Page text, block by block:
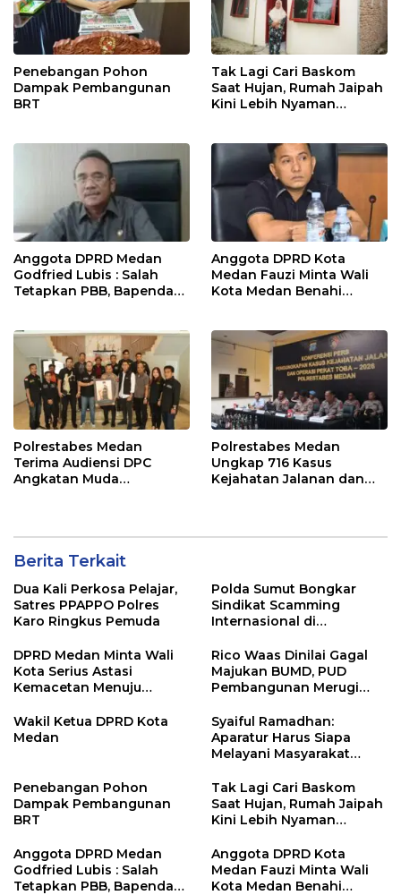
Penebangan Pohon
Dampak Pembangunan
BRT
Tak Lagi Cari Baskom
Saat Hujan, Rumah Jaipah
Kini Lebih Nyaman
Anggota DPRD Medan
Godfried Lubis : Salah
Tetapkan PBB, Bapenda
Pajak
Anggota DPRD Kota
Medan Fauzi Minta Wali
Kota Medan Benahi
Polrestabes Medan
Terima Audiensi DPC
Angkatan Muda
Polrestabes Medan
Ungkap 716 Kasus
Kejahatan Jalanan dan
Berita Terkait
Dua Kali Perkosa Pelajar,
Satres PPAPPO Polres
Karo Ringkus Pemuda
Polda Sumut Bongkar
Sindikat Scamming
Internasional di
Korban Rugi Rp6,7 Miliar
DPRD Medan Minta Wali
Kota Serius Astasi
Kemacetan Menuju
Rico Waas Dinilai Gagal
Majukan BUMD, PUD
Pembangunan Merugi
Wakil Ketua DPRD Kota
Medan
Syaiful Ramadhan:
Aparatur Harus Siapa
Melayani Masyarakat
Penebangan Pohon
Dampak Pembangunan
BRT
Tak Lagi Cari Baskom
Saat Hujan, Rumah Jaipah
Kini Lebih Nyaman
Anggota DPRD Medan
Godfried Lubis : Salah
Tetapkan PBB, Bapenda
Anggota DPRD Kota
Medan Fauzi Minta Wali
Kota Medan Benahi